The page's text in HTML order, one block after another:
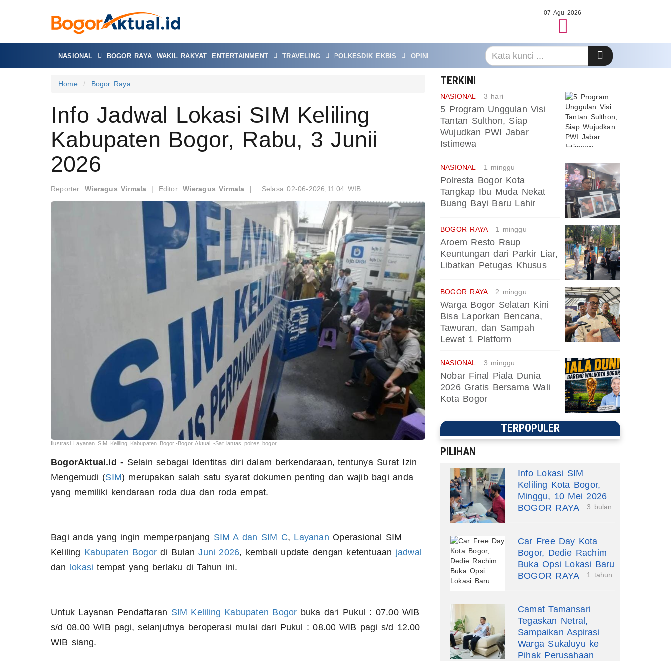
07 Agu 2026
NASIONAL BOGOR RAYA WAKIL RAKYAT ENTERTAINMENT TRAVELING POLKESDIK EKBIS OPINI
Home Bogor Raya
Info Jadwal Lokasi SIM Keliling
Kabupaten Bogor, Rabu, 3 Junii
2026
Reporter:Wieragus Virmala | Editor:Wieragus Virmala | Selasa 02-06-2026,11:04 WIB
Ilustrasi Layanan SIM Keliling Kabupaten Bogor.-Bogor Aktual -Sat lantas polres bogor
BogorAktual.id - Selain sebagai Identitas diri dalam berkendaraan, tentunya Surat Izin
Mengemudi (SIM) merupakan salah satu syarat dokumen penting dan wajib bagi anda
yang memiliki kendaraan roda dua dan roda empat.
Bagi anda yang ingin memperpanjang SIM A dan SIM C, Layanan Operasional SIM
Keliling Kabupaten Bogor di BulanJuni 2026, kembali update dengan ketentuaan jadwal
dan lokasi tempat yang berlaku di Tahun ini.
Untuk Layanan Pendaftaran SIM Keliling Kabupaten Bogor buka dari Pukul : 07.00 WIB
s/d 08.00 WIB pagi, selanjutnya beroperasi mulai dari Pukul : 08.00 WIB pagi s/d 12.00
WIB siang.
TERKINI
NASIONAL 3 hari
5 Program Unggulan Visi
Tantan Sulthon, Siap
Wujudkan PWI Jabar
Istimewa
NASIONAL 1 minggu
Polresta Bogor Kota
Tangkap Ibu Muda Nekat
Buang Bayi Baru Lahir
BOGOR RAYA 1 minggu
Aroem Resto Raup
Keuntungan dari Parkir Liar,
Libatkan Petugas Khusus
BOGOR RAYA 2 minggu
Warga Bogor Selatan Kini
Bisa Laporkan Bencana,
Tawuran, dan Sampah
Lewat 1 Platform
NASIONAL 3 minggu
Nobar Final Piala Dunia
2026 Gratis Bersama Wali
Kota Bogor
TERPOPULER
PILIHAN
Info Lokasi SIM
Keliling Kota Bogor,
Minggu, 10 Mei 2026
BOGOR RAYA
3 bulan
Car Free Day Kota
Bogor, Dedie Rachim
Buka Opsi Lokasi Baru
BOGOR RAYA
1 tahun
Camat Tamansari
Tegaskan Netral,
Sampaikan Aspirasi
Warga Sukaluyu ke
Pihak Perusahaan